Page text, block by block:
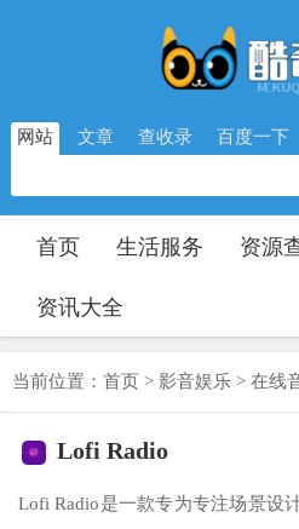
网站 文章 查收录 百度一下
首页 生活服务 资源
资讯大全
当前位置： 首页 > 影音娱乐 > 在线
Lofi Radio
Lofi Radio是一款专为专注场景设